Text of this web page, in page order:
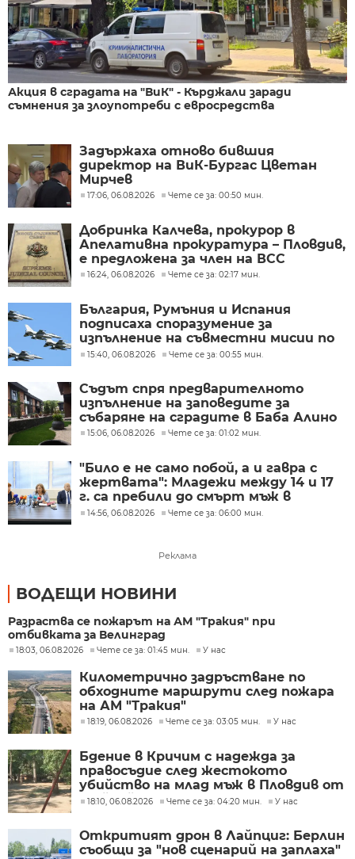
Акция в сградата на "ВиК" - Кърджали заради
съмнения за злоупотреби с евросредства
Задържаха отново бившия
директор на ВиК-Бургас Цветан
Мирчев
17:06, 06.08.2026 Чете се за: 00:50 мин.
Добринка Калчева, прокурор в
Апелативна прокуратура – Пловдив,
е предложена за член на ВСС
16:24, 06.08.2026 Чете се за: 02:17 мин.
България, Румъния и Испания
подписаха споразумение за
изпълнение на съвместни мисии по
охрана на въздушното
15:40, 06.08.2026 Чете се за: 00:55 мин.
Съдът спря предварителното
изпълнение на заповедите за
събаряне на сградите в Баба Алино
15:06, 06.08.2026 Чете се за: 01:02 мин.
"Било е не само побой, а и гавра с
жертвата": Младежи между 14 и 17
г. са пребили до смърт мъж в
Пловдив
14:56, 06.08.2026 Чете се за: 06:00 мин.
Реклама
ВОДЕЩИ НОВИНИ
Разраства се пожарът на АМ "Тракия" при
отбивката за Велинград
18:03, 06.08.2026 Чете се за: 01:45 мин. У нас
Километрично задръстване по
обходните маршрути след пожара
на АМ "Тракия"
18:19, 06.08.2026 Чете се за: 03:05 мин. У нас
Бдение в Кричим с надежда за
правосъдие след жестокото
убийство на млад мъж в Пловдив от
тийнейджъри
18:10, 06.08.2026 Чете се за: 04:20 мин. У нас
Откритият дрон в Лайпциг: Берлин
съобщи за "нов сценарий на заплаха"